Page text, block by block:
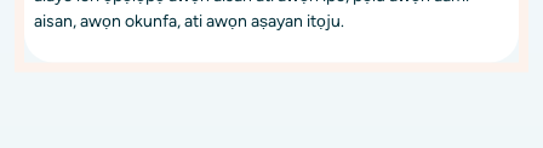
aisan, awọn okunfa, ati awọn aṣayan itọju.